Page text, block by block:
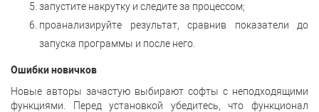
запустите накрутку и следите за процессом;
проанализируйте результат, сравнив показатели до
запуска программы и после него.
Ошибки новичков
Новые авторы зачастую выбирают софты с неподходящими
функциями. Перед установкой убедитесь, что функционал